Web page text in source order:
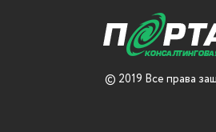
© 2019 Все права